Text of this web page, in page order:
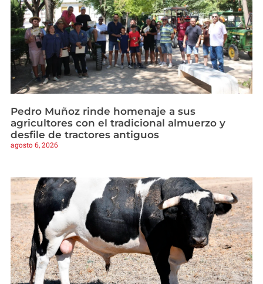
Pedro Muñoz rinde homenaje a sus
agricultores con el tradicional almuerzo y
desfile de tractores antiguos
agosto 6, 2026